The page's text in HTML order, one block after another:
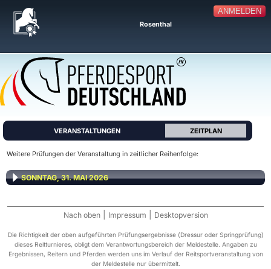
ANMELDEN
Rosenthal
VERANSTALTUNGEN ZEITPLAN
Weitere Prüfungen der Veranstaltung in zeitlicher Reihenfolge:
SONNTAG, 31. MAI 2026
Nach oben Impressum Desktopversion
Die Richtigkeit der oben aufgeführten Prüfungsergebnisse (Dressur oder Springprüfung)
dieses Reitturnieres, obligt dem Verantwortungsbereich der Meldestelle. Angaben zu
Ergebnissen, Reitern und Pferden werden uns im Verlauf der Reitsportveranstaltung von
der Meldestelle nur übermittelt.